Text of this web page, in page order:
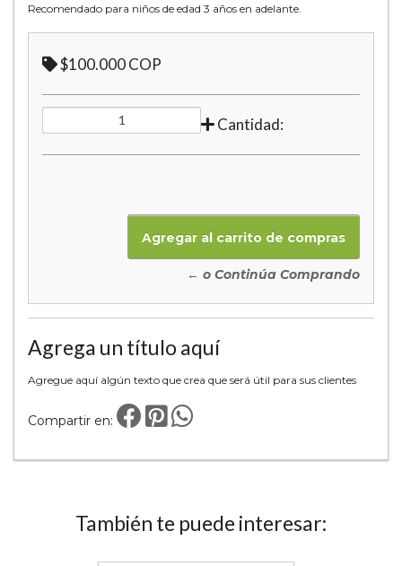
Recomendado para niños de edad 3 años en adelante.
$100.000 COP
Cantidad:
← o Continúa Comprando
Agrega un título aquí
Agregue aquí algún texto que crea que será útil para sus clientes
Compartir en:
También te puede interesar: